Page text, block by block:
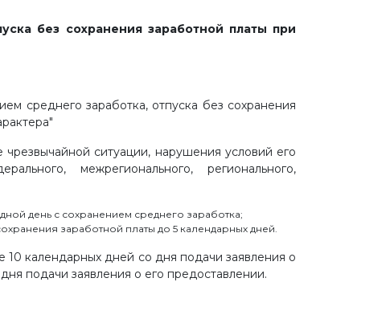
без сохранения заработной платы при
среднего заработка, отпуска без сохранения
ситуации, нарушения условий его
межрегионального, регионального,
день с сохранением среднего заработка;
заработной платы до 5 календарных дней.
календарных дней со дня подачи заявления о
подачи заявления о его предоставлении.